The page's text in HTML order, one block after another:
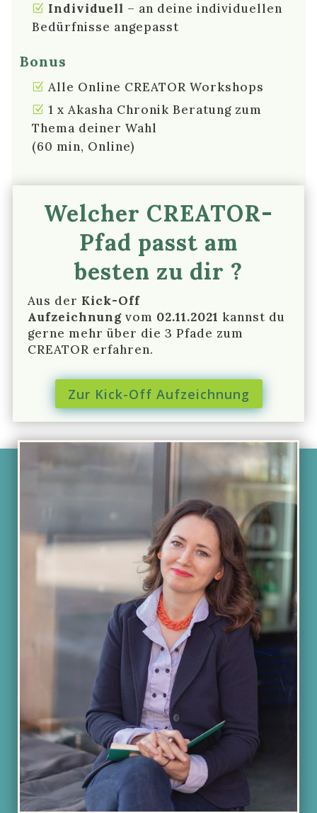
Individuell – an deine individuellen
Bedürfnisse angepasst
Bonus
Alle Online CREATOR Workshops
1 x Akasha Chronik Beratung zum
Thema deiner Wahl
(60 min, Online)
Welcher CREATOR-
Pfad passt am
besten zu dir ?
Aus der Kick-Off
Aufzeichnungvom 02.11.2021 kannst du
gerne mehr über die 3 Pfade zum
CREATOR erfahren.
Zur Kick-Off Aufzeichnung